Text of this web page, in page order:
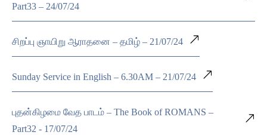
Part33 – 24/07/24
சிறப்பு ஞாயிறு ஆராதனை – தமிழ் – 21/07/24
Sunday Service in English – 6.30AM – 21/07/24
புதன்கிழமை வேத பாடம் – The Book of ROMANS –
Part32 - 17/07/24